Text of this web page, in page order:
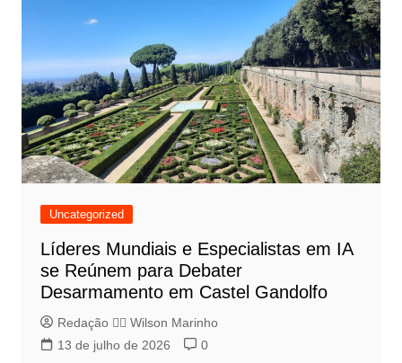
Uncategorized
Líderes Mundiais e Especialistas em IA
se Reúnem para Debater
Desarmamento em Castel Gandolfo
Redação 👨‍⚖️​ Wilson Marinho
13 de julho de 2026
0